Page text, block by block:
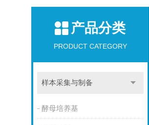
产品分类
PRODUCT CATEGORY
样本采集与制备
酵母培养基